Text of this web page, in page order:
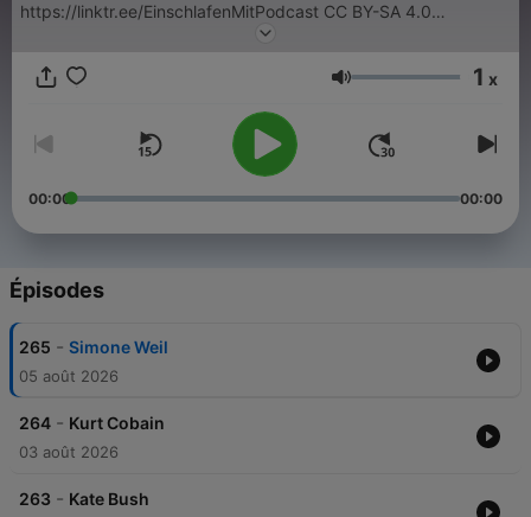
https://linktr.ee/EinschlafenMitPodcast CC BY-SA 4.0
(https://creativecommons.org/licenses/by-sa/4.0/)
Volume 1 x
00:00 00:00
Épisodes
265 - Simone Weil
05 août 2026
264 - Kurt Cobain
03 août 2026
263 - Kate Bush